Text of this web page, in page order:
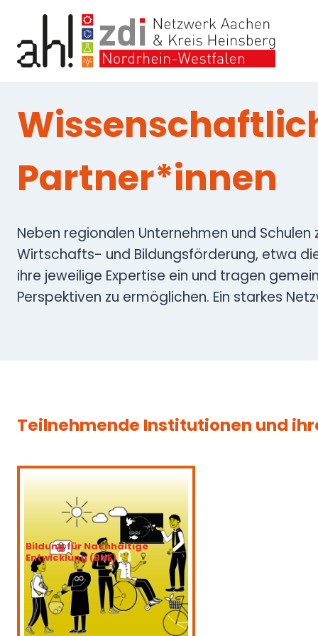
springen
Partner*innen
Neben regionalen Unternehmen und
Wirtschafts- und Bildungsförderung, etwa
ihre jeweilige Expertise ein und tragen
Perspektiven zu ermöglichen. Ein starkes
Teilnehmende Institutionen und
Bildung für Nachhaltige
Entwicklung (BNE)